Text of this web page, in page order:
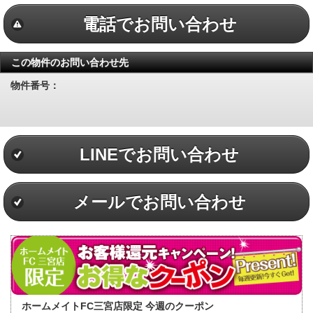
電話でお問い合わせ
この物件のお問い合わせ先
物件番号：
LINEでお問い合わせ
メールでお問い合わせ
ホームメイトFC三宮店限定 今週のクーポン